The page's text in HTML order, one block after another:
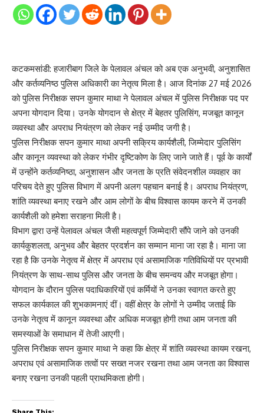
कटकमसांडी: हजारीबाग जिले के पेलावल अंचल को अब एक अनुभवी, अनुशासित
और कर्तव्यनिष्ठ पुलिस अधिकारी का नेतृत्व मिला है। आज दिनांक 27 मई 2026
को पुलिस निरीक्षक सपन कुमार माथा ने पेलावल अंचल में पुलिस निरीक्षक पद पर
अपना योगदान दिया। उनके योगदान से क्षेत्र में बेहतर पुलिसिंग, मजबूत कानून
व्यवस्था और अपराध नियंत्रण को लेकर नई उम्मीद जगी है।
पुलिस निरीक्षक सपन कुमार माथा अपनी सक्रिय कार्यशैली, जिम्मेदार पुलिसिंग
और कानून व्यवस्था को लेकर गंभीर दृष्टिकोण के लिए जाने जाते हैं। पूर्व के कार्यों
में उन्होंने कर्तव्यनिष्ठा, अनुशासन और जनता के प्रति संवेदनशील व्यवहार का
परिचय देते हुए पुलिस विभाग में अपनी अलग पहचान बनाई है। अपराध नियंत्रण,
शांति व्यवस्था बनाए रखने और आम लोगों के बीच विश्वास कायम करने में उनकी
कार्यशैली को हमेशा सराहना मिली है।
विभाग द्वारा उन्हें पेलावल अंचल जैसी महत्वपूर्ण जिम्मेदारी सौंपे जाने को उनकी
कार्यकुशलता, अनुभव और बेहतर प्रदर्शन का सम्मान माना जा रहा है। माना जा
रहा है कि उनके नेतृत्व में क्षेत्र में अपराध एवं असामाजिक गतिविधियों पर प्रभावी
नियंत्रण के साथ-साथ पुलिस और जनता के बीच समन्वय और मजबूत होगा।
योगदान के दौरान पुलिस पदाधिकारियों एवं कर्मियों ने उनका स्वागत करते हुए
सफल कार्यकाल की शुभकामनाएं दीं। वहीं क्षेत्र के लोगों ने उम्मीद जताई कि
उनके नेतृत्व में कानून व्यवस्था और अधिक मजबूत होगी तथा आम जनता की
समस्याओं के समाधान में तेजी आएगी।
पुलिस निरीक्षक सपन कुमार माथा ने कहा कि क्षेत्र में शांति व्यवस्था कायम रखना,
अपराध एवं असामाजिक तत्वों पर सख्त नजर रखना तथा आम जनता का विश्वास
बनाए रखना उनकी पहली प्राथमिकता होगी।